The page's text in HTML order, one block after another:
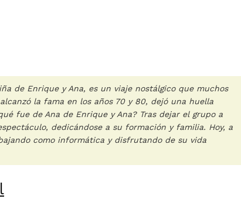
de Enrique y Ana, es un viaje nostálgico que muchos
la fama en los años 70 y 80, dejó una huella
fue de Ana de Enrique y Ana? Tras dejar el grupo a
dedicándose a su formación y familia. Hoy, a
como informática y disfrutando de su vida